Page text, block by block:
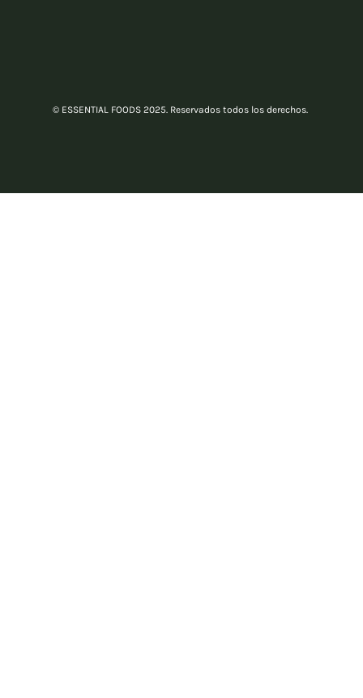
© ESSENTIAL FOODS 2025. Reservados todos los derechos.